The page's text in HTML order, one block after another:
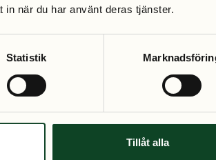
in när du har använt deras tjänster.
Statistik
Tillåt alla